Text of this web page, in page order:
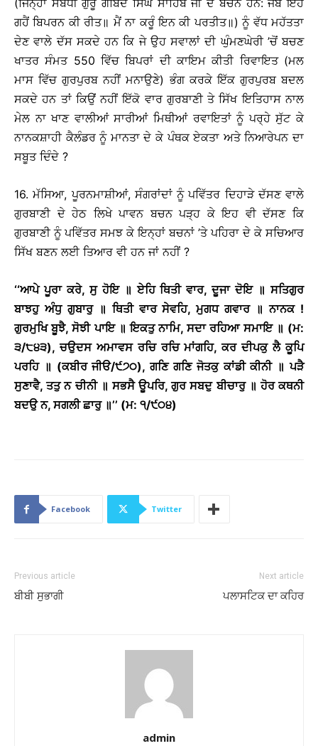
(ਜਿਨ੍ਹਾਂ ਸਬੰਧੀ ਗੁਰੂ ਗੋਬਿੰਦ ਸਿੰਘ ਸਾਹਿਬ ਜੀ ਦੇ ਬਚਨ ਹਨ: ਜਬ ਇਹ
ਗਹੈਂ ਬਿਪਰਨ ਕੀ ਰੀਤ॥ ਮੈਂ ਨਾ ਕਰੂੰ ਇਨ ਕੀ ਪਰਤੀਤ॥) ਨੂੰ ਵੱਧ ਮਹੱਤਤਾ
ਦੇਣ ਵਾਲੇ ਦੱਸ ਸਕਦੇ ਹਨ ਕਿ ਜੇ ਉਹ ਸਵਾਲਾਂ ਦੀ ਘੁੰਮਣਘੇਰੀ ’ਚੋਂ ਬਚਣ
ਖਾਤਰ ਸੰਮਤ 550 ਵਿੱਚ ਬਿਪਰਾਂ ਦੀ ਕਾਇਮ ਕੀਤੀ ਰਿਵਾਇਤ (ਮਲ
ਮਾਸ ਵਿੱਚ ਗੁਰਪੁਰਬ ਨਹੀਂ ਮਨਾਉਣੇ) ਭੰਗ ਕਰਕੇ ਇੱਕ ਗੁਰਪੁਰਬ ਬਦਲ
ਸਕਦੇ ਹਨ ਤਾਂ ਕਿਉਂ ਨਹੀਂ ਇੱਕੋ ਵਾਰ ਗੁਰਬਾਣੀ ਤੇ ਸਿੱਖ ਇਤਿਹਾਸ ਨਾਲ
ਮੇਲ ਨਾ ਖਾਣ ਵਾਲੀਆਂ ਸਾਰੀਆਂ ਮਿਥੀਆਂ ਰਵਾਇਤਾਂ ਨੂੰ ਪਰ੍ਹੇ ਸੁੱਟ ਕੇ
ਨਾਨਕਸ਼ਾਹੀ ਕੈਲੰਡਰ ਨੂੰ ਮਾਨਤਾ ਦੇ ਕੇ ਪੰਥਕ ਏਕਤਾ ਅਤੇ ਨਿਆਰੇਪਨ ਦਾ
ਸਬੂਤ ਦਿੰਦੇ ?
16. ਮੱਸਿਆ, ਪੂਰਨਮਾਸ਼ੀਆਂ, ਸੰਗਰਾਂਦਾਂ ਨੂੰ ਪਵਿੱਤਰ ਦਿਹਾੜੇ ਦੱਸਣ ਵਾਲੇ
ਗੁਰਬਾਣੀ ਦੇ ਹੇਠ ਲਿਖੇ ਪਾਵਨ ਬਚਨ ਪੜ੍ਹ ਕੇ ਇਹ ਵੀ ਦੱਸਣ ਕਿ
ਗੁਰਬਾਣੀ ਨੂੰ ਪਵਿੱਤਰ ਸਮਝ ਕੇ ਇਨ੍ਹਾਂ ਬਚਨਾਂ ’ਤੇ ਪਹਿਰਾ ਦੇ ਕੇ ਸਚਿਆਰ
ਸਿੱਖ ਬਣਨ ਲਈ ਤਿਆਰ ਵੀ ਹਨ ਜਾਂ ਨਹੀਂ ?
‘‘ਆਪੇ ਪੂਰਾ ਕਰੇ, ਸੁ ਹੋਇ ॥ ਏਹਿ ਥਿਤੀ ਵਾਰ, ਦੂਜਾ ਦੋਇ ॥ ਸਤਿਗੁਰ
ਬਾਝਹੁ ਅੰਧੁ ਗੁਬਾਰੁ ॥ ਥਿਤੀ ਵਾਰ ਸੇਵਹਿ, ਮੁਗਧ ਗਵਾਰ ॥ ਨਾਨਕ !
ਗੁਰਮੁਖਿ ਬੂਝੈ, ਸੋਝੀ ਪਾਇ ॥ ਇਕਤੁ ਨਾਮਿ, ਸਦਾ ਰਹਿਆ ਸਮਾਇ ॥ (ਮ:
੩/੮੪੩), ਚਉਦਸ ਅਮਾਵਸ ਰਚਿ ਰਚਿ ਮਾਂਗਹਿ, ਕਰ ਦੀਪਕੁ ਲੈ ਕੂਪਿ
ਪਰਹਿ ॥ (ਕਬੀਰ ਜੀੳ/੯੭੦), ਗਣਿ ਗਣਿ ਜੋਤਕੁ ਕਾਂਡੀ ਕੀਨੀ ॥ ਪੜੈ
ਸੁਣਾਵੈ, ਤਤੁ ਨ ਚੀਨੀ ॥ ਸਭਸੈ ਊਪਰਿ, ਗੁਰ ਸਬਦੁ ਬੀਚਾਰੁ ॥ ਹੋਰ ਕਥਨੀ
ਬਦਉ ਨ, ਸਗਲੀ ਛਾਰੁ ॥’’ (ਮ: ੧/੯੦੪)
Facebook Twitter
Previous article
ਬੀਬੀ ਸੁਭਾਗੀ
Next article
ਪਲਾਸਟਿਕ ਦਾ ਕਹਿਰ
admin